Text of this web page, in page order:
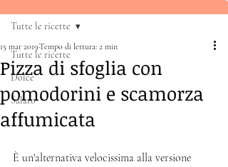
Tutte le ricette
Dolce
Salato
Tutte le ricette
Pizza di sfoglia con
pomodorini e scamorza
affumicata
15 mar 2019Tempo di lettura: 2 min
È un'alternativa velocissima alla versione